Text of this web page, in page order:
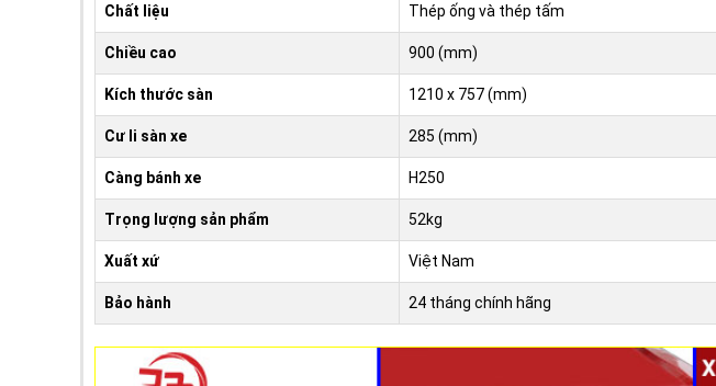
Chất liệu Thép ống và thép tấm
Chiều cao 900 (mm)
Kích thước sàn 1210 x 757 (mm)
Cư li sàn xe 285 (mm)
Càng bánh xe H250
Trọng lượng sản phẩm 52kg
Xuất xứ Việt Nam
Bảo hành 24 tháng chính hãng